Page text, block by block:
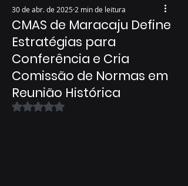
CMAS de Maracaju Define
Estratégias para
Conferência e Cria
Comissão de Normas em
Reunião Histórica
30 de abr. de 2025 2 min de leitura
Avaliado com NaN de 5 estrelas.